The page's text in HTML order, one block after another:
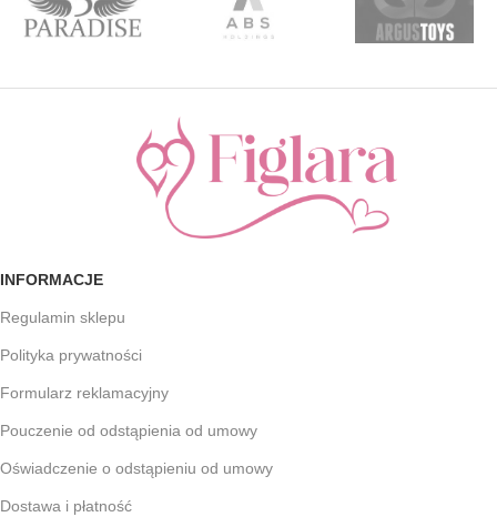
INFORMACJE
Regulamin sklepu
Polityka prywatności
Formularz reklamacyjny
Pouczenie od odstąpienia od umowy
Oświadczenie o odstąpieniu od umowy
Dostawa i płatność